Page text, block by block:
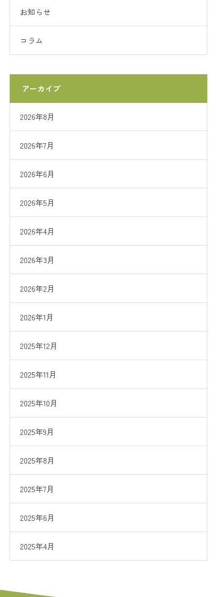
お知らせ
コラム
アーカイブ
2026年8月
2026年7月
2026年6月
2026年5月
2026年4月
2026年3月
2026年2月
2026年1月
2025年12月
2025年11月
2025年10月
2025年9月
2025年8月
2025年7月
2025年6月
2025年4月